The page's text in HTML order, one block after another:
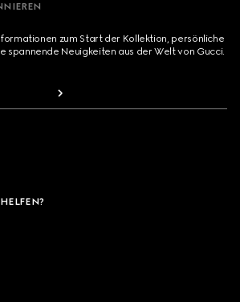
zum Start der Kollektion, persönliche
spannende Neuigkeiten aus der Welt von Gucci.